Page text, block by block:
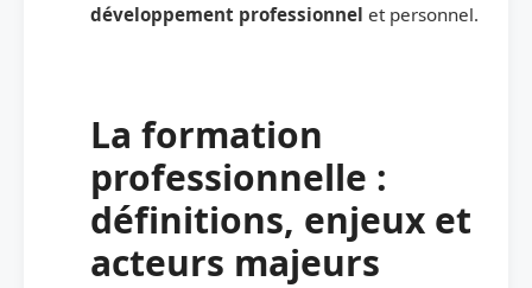
développement professionnel et personnel.
La formation
professionnelle :
définitions, enjeux et
acteurs majeurs